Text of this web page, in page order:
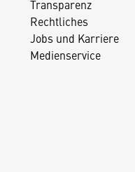
Transparenz
Rechtliches
Jobs und Karriere
Medienservice